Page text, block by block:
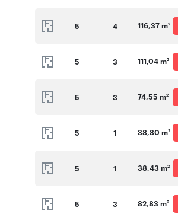
5 4 116,37 m2
5 3 111,04 m2
5 3 74,55 m2
5 1 38,80 m2
5 1 38,43 m2
5 3 82,83 m2